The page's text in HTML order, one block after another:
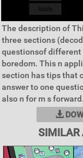
The description of
three sections
questionsof different
boredom. This n
section has tips that
answer to one
also n for m s
SIMILAR